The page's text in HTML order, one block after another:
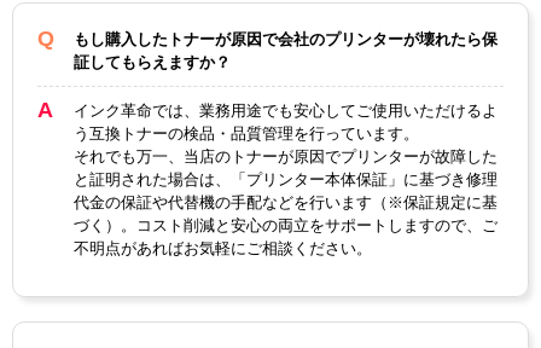
もし購入したトナーが原因で会社のプリンターが壊れたら保
証してもらえますか？
インク革命では、業務用途でも安心してご使用いただけるよ
う互換トナーの検品・品質管理を行っています。
それでも万一、当店のトナーが原因でプリンターが故障した
と証明された場合は、「プリンター本体保証」に基づき修理
代金の保証や代替機の手配などを行います（※保証規定に基
づく）。コスト削減と安心の両立をサポートしますので、ご
不明点があればお気軽にご相談ください。